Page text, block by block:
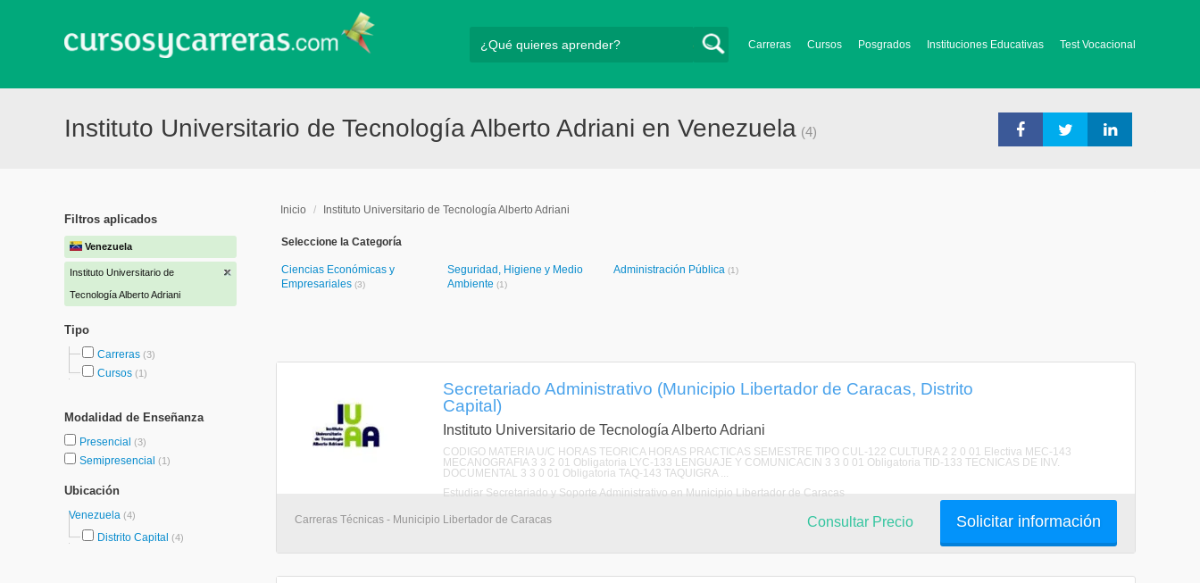
Carreras Cursos Posgrados Instituciones Educativas Test Vocacional
Instituto Universitario de Tecnología Alberto Adriani en Venezuela (4)
Filtros aplicados
Venezuela
Instituto Universitario de
Tecnología Alberto Adriani
Tipo
Carreras (3)
Cursos (1)
Modalidad de Enseñanza
Presencial (3)
Semipresencial (1)
Ubicación
Venezuela (4)
Distrito Capital (4)
Inicio / Instituto Universitario de Tecnología Alberto Adriani
Seleccione la Categoría
Ciencias Económicas y
Empresariales (3)
Seguridad, Higiene y Medio
Ambiente (1)
Administración Pública (1)
Secretariado Administrativo (Municipio Libertador de Caracas, Distrito
Capital)
Instituto Universitario de Tecnología Alberto Adriani
CODIGO MATERIA U/C HORAS TEORICA HORAS PRACTICAS SEMESTRE TIPO CUL-122 CULTURA 2 2 0 01 Electiva MEC-143
MECANOGRAFIA 3 3 2 01 Obligatoria LYC-133 LENGUAJE Y COMUNICACIN 3 3 0 01 Obligatoria TID-133 TECNICAS DE INV.
DOCUMENTAL 3 3 0 01 Obligatoria TAQ-143 TAQUIGRA ...
Estudiar Secretariado y Soporte Administrativo en Municipio Libertador de Caracas
Carreras Técnicas - Municipio Libertador de Caracas Solicitar información
Consultar Precio